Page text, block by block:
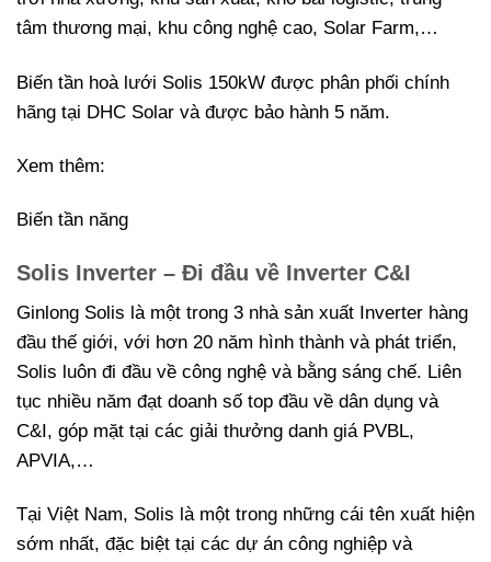
tâm thương mại, khu công nghệ cao, Solar Farm,…
Biến tần hoà lưới Solis 150kW được phân phối chính
hãng tại DHC Solar và được bảo hành 5 năm.
Xem thêm:
Biến tần năng
Solis Inverter – Đi đầu về Inverter C&I
Ginlong Solis là một trong 3 nhà sản xuất Inverter hàng
đầu thế giới, với hơn 20 năm hình thành và phát triển,
Solis luôn đi đầu về công nghệ và bằng sáng chế. Liên
tục nhiều năm đạt doanh số top đầu về dân dụng và
C&I, góp mặt tại các giải thưởng danh giá PVBL,
APVIA,…
Tại Việt Nam, Solis là một trong những cái tên xuất hiện
sớm nhất, đặc biệt tại các dự án công nghiệp và